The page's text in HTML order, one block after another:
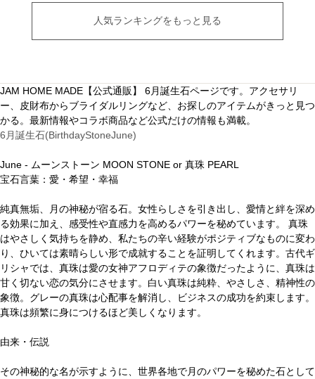
人気ランキングをもっと見る
JAM HOME MADE【公式通販】 6月誕生石ページです。アクセサリ
ー、皮財布からブライダルリングなど、お探しのアイテムがきっと見つ
かる。最新情報やコラボ商品など公式だけの情報も満載。
6月誕生石(BirthdayStoneJune)
June - ムーンストーン MOON STONE or 真珠 PEARL
宝石言葉：愛・希望・幸福
純真無垢、月の神秘が宿る石。女性らしさを引き出し、愛情と絆を深め
る効果に加え、感受性や直感力を高めるパワーを秘めています。 真珠
はやさしく気持ちを静め、私たちの辛い経験がポジティブなものに変わ
り、ひいては素晴らしい形で成就することを証明してくれます。古代ギ
リシャでは、真珠は愛の女神アフロディテの象徴だったように、真珠は
甘く切ない恋の気分にさせます。白い真珠は純粋、やさしさ、精神性の
象徴。グレーの真珠は心配事を解消し、ビジネスの成功を約束します。
真珠は頻繁に身につけるほど美しくなります。
由来・伝説
その神秘的な名が示すように、世界各地で月のパワーを秘めた石として